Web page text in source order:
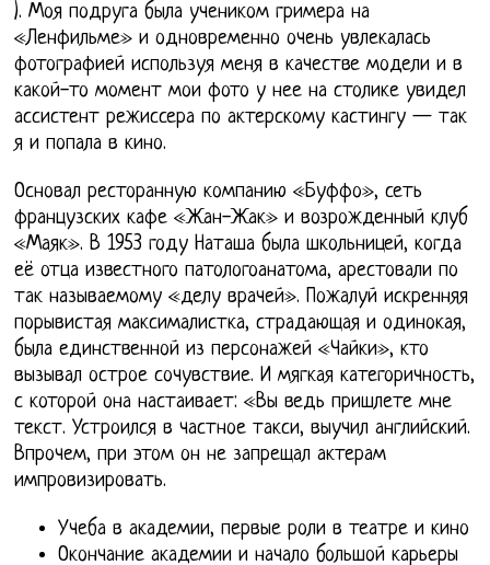
). Моя подруга была учеником гримера на
«Ленфильме» и одновременно очень увлекалась
фотографией используя меня в качестве модели и в
какой-то момент мои фото у нее на столике увидел
ассистент режиссера по актерскому кастингу — так
я и попала в кино.
Основал ресторанную компанию «Буффо», сеть
французских кафе «Жан-Жак» и возрожденный клуб
«Маяк». В 1953 году Наташа была школьницей, когда
её отца известного патологоанатома, арестовали по
так называемому «делу врачей». Пожалуй искренняя
порывистая максималистка, страдающая и одинокая,
была единственной из персонажей «Чайки», кто
вызывал острое сочувствие. И мягкая категоричность,
с которой она настаивает: «Вы ведь пришлете мне
текст. Устроился в частное такси, выучил английский.
Впрочем, при этом он не запрещал актерам
импровизировать.
Учеба в академии, первые роли в театре и кино
Окончание академии и начало большой карьеры